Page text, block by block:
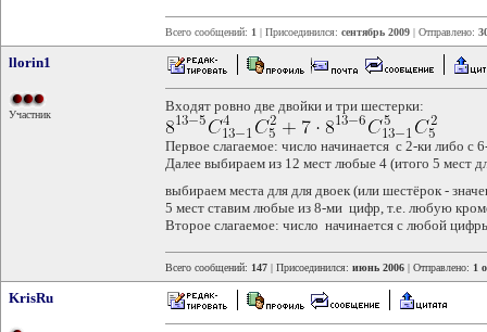
Всего сообщений: 1 | Присоединился: сентябрь 2009 | Отправлено:
llorin1
Участник
Входят ровно две двойки и три шестерки:
Первое слагаемое: число начинается с 2-ки либо с
Далее выбираем из 12 мест любые 4 (итого 5 мест
выбираем места для для двоек (или шестёрок -
5 мест ставим любые из 8-ми цифр, т.е. любую
Второе слагаемое: число начинается с любой
Всего сообщений: 147 | Присоединился: июнь 2006 | Отправлено: 1
KrisRu